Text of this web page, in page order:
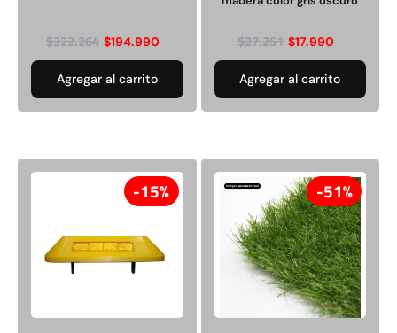
$322.264 $194.990
Agregar al carrito
$27.251 $17.990
Agregar al carrito
15% 51%